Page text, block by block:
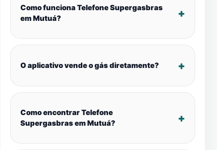
Como funciona Telefone Supergasbras
em Mutuá?
O aplicativo vende o gás diretamente?
Como encontrar Telefone
Supergasbras em Mutuá?